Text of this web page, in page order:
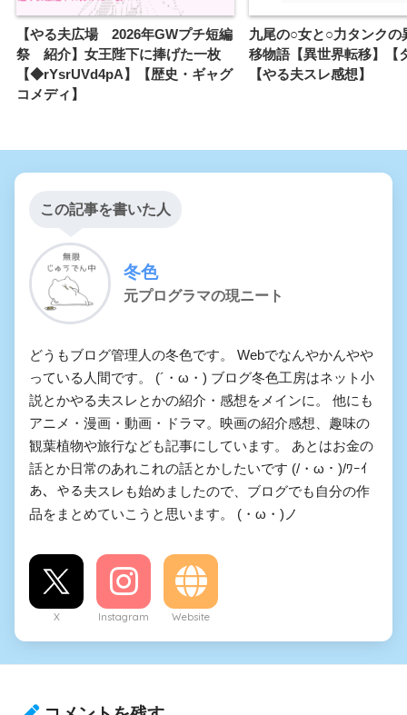
【やる夫広場 2026年GWプチ短編
祭 紹介】女王陛下に捧げた一枚
【◆rYsrUVd4pA】【歴史・ギャグ
コメディ】
九尾の○女と○力タンクの
移物語【異世界転移】【
【やる夫スレ感想】
この記事を書いた人
冬色
元プログラマの現ニート
どうもブログ管理人の冬色です。 Webでなんやかんやや
っている人間です。 (´・ω・) ブログ冬色工房はネット小
説とかやる夫スレとかの紹介・感想をメインに。 他にも
アニメ・漫画・動画・ドラマ。映画の紹介感想、趣味の
観葉植物や旅行なども記事にしています。 あとはお金の
話とか日常のあれこれの話とかしたいです (/・ω・)/ﾜｰｲ
あ、やる夫スレも始めましたので、ブログでも自分の作
品をまとめていこうと思います。 (・ω・)ノ
X Instagram Website